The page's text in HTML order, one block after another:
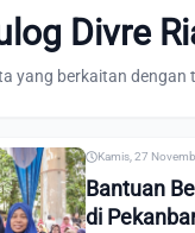
Divre
yang berkaitan dengan
Kamis, 27
Bantuan
di